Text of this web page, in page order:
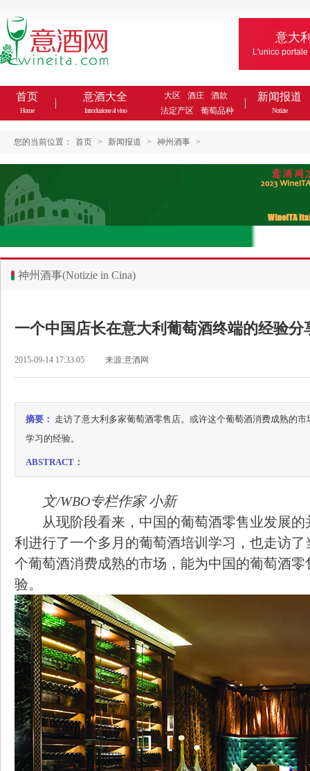
意大
L'unico
首页
Home
意酒大全
Introduzione al vino
大区 酒庄
酒款
法定产区
葡萄品种
新闻报道
Notizie
您的当前位置： 首页 > 新闻报道 > 神州酒事 >
神州酒事(Notizie in Cina)
一个中国店长在意大利葡萄酒终端的经验分
2015-09-14 17:33:05 来源:意酒网
摘要： 走访了意大利多家葡萄酒零售店。或许这个葡萄酒消费成熟的
学习的经验。
ABSTRACT：
文/WBO专栏作家 小新
从现阶段看来，中国的葡萄酒零售业发展
利进行了一个多月的葡萄酒培训学习，也走访
个葡萄酒消费成熟的市场，能为中国的葡萄酒
验。